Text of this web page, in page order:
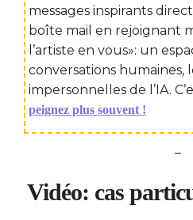
messages inspirants
boîte mail en rejoignant
l’artiste en vous»: un
conversations humaines,
impersonnelles de l’IA.
peignez plus souvent !
–
Vidéo: cas